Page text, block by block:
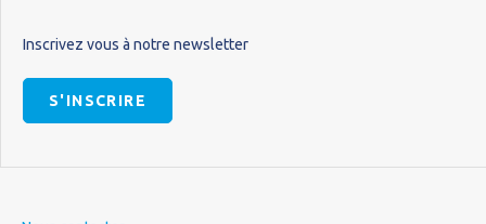
Inscrivez vous à notre newsletter
S'INSCRIRE